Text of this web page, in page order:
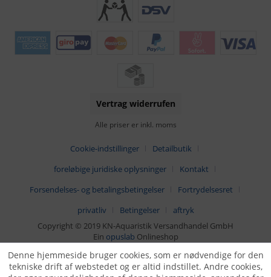
Vertrag widerrufen
Alle priser er inkl. moms
Cookie-indstillinger
Detailbutik
foreløbige juridiske oplysninger
Kontakt
Forsendelses- og betalingsbetingelser
Fortrydelsesret
privatliv
Betingelser
aftryk
Copyright © 2019 KN-Aquaristik Versandhandel GmbH
Ein opuslab Onlineshop
Denne hjemmeside bruger cookies, som er nødvendige for den
tekniske drift af webstedet og er altid indstillet. Andre cookies,